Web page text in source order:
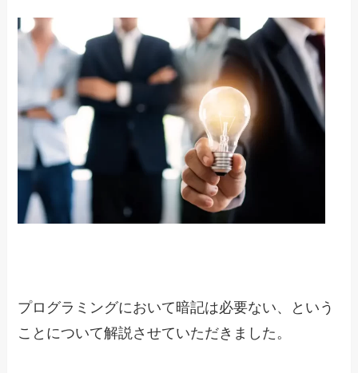
プログラミングにおいて暗記は必要ない、という
ことについて解説させていただきました。